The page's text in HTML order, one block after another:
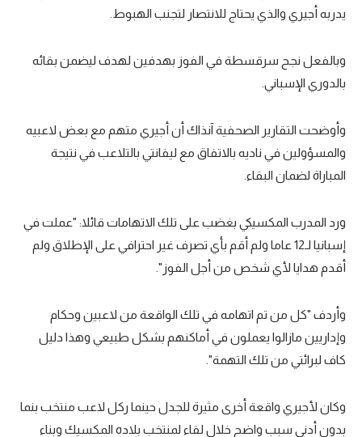
يدربه أجيري والذي يحتاج للانتصار لتجنب الهبوط.
وبالفعل نجح سرقسطة في الفوز بهدفين لهدف ليضمن بقائه
بالدوري الإسباني.
وأوضحت التقارير الصحفية آنذاك أن أجيري متهم مع بعض لاعبيه
والمسؤولين في ناديه بالاتفاق مع ليفانتي بالتلاعب في نتيجة
المباراة لضمان البقاء.
ورد المدرب المكسيكي بغضب على تلك الاتهامات قائلا: "عملت في
إسبانيا لـ12 عاما ولم أقم بأي تصرف غير احترافي على الإطلاق ولم
أقدم هدايا لأي شخص من أجل الفوز".
وأردف "كل من تم اتهامه في تلك الواقعة من لاعبين وحكام
وإداريين مازالوا يعملون في أماكنهم بشكل طبيعي وهذا دليل
كاف لبرائتي من تلك التهمة".
وكان لأجيري واقعة أخرى مثيرة للجدل حينما ركل لاعب منتخب بنما
بدون أدنى سبب واضح خلال لقاء لمنتخب بلاده المكسيك وبناء